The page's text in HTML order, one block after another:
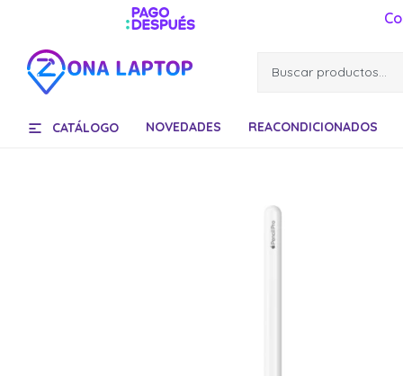
CATÁLOGO NOVEDADES REACONDICIONADOS